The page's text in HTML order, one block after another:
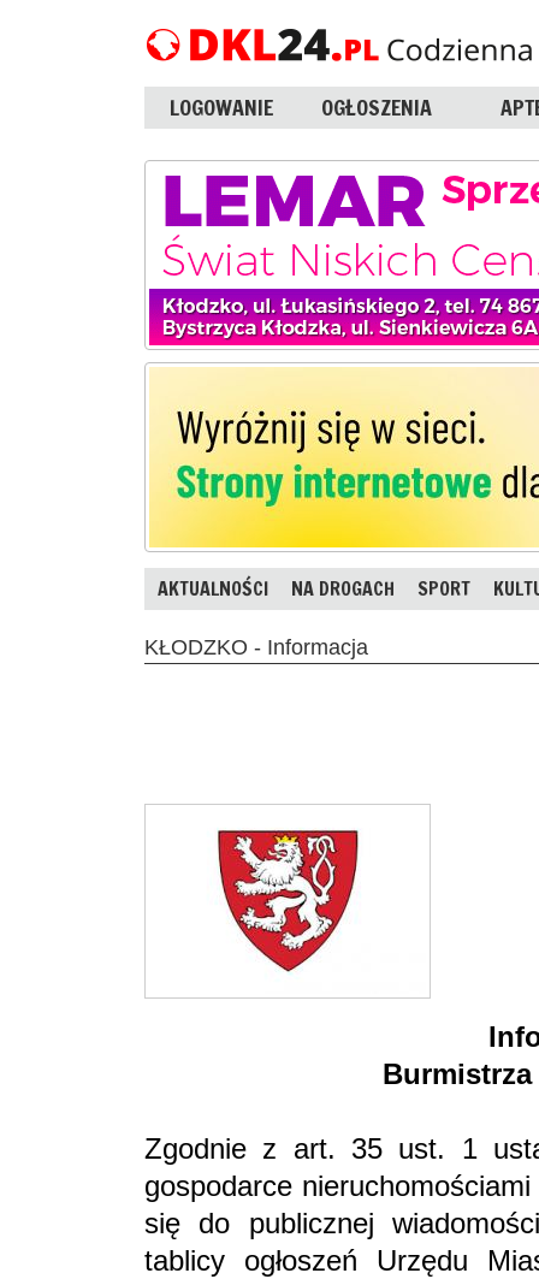
LOGOWANIE OGŁOSZENIA
AKTUALNOŚCI NA DROGACH SPORT
KŁODZKO - Informacja
Burmistrza
Zgodnie z art. 35 ust. 1
gospodarce
się do publicznej
tablicy ogłoszeń Urzędu